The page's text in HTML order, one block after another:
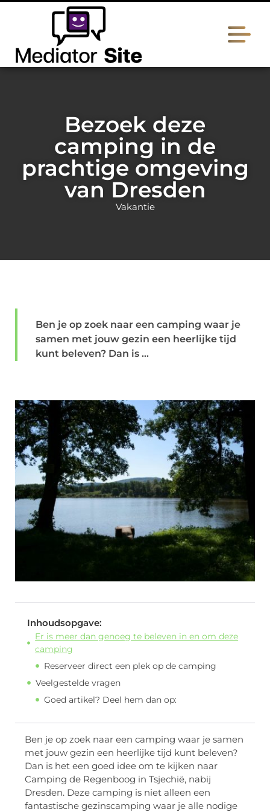
Bezoek deze
camping in de
prachtige omgeving
van Dresden
Vakantie
Ben je op zoek naar een camping waar je
samen met jouw gezin een heerlijke tijd
kunt beleven? Dan is ...
Inhoudsopgave:
Er is meer dan genoeg te beleven in en om deze
camping
Reserveer direct een plek op de camping
Veelgestelde vragen
Goed artikel? Deel hem dan op:
Ben je op zoek naar een camping waar je samen
met jouw gezin een heerlijke tijd kunt beleven?
Dan is het een goed idee om te kijken naar
Camping de Regenboog in Tsjechië, nabij
Dresden. Deze camping is niet alleen een
fantastische gezinscamping waar je alle nodige